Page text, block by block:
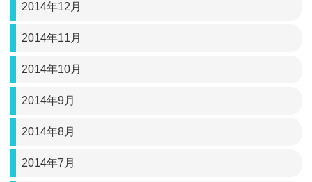
2014年12月
2014年11月
2014年10月
2014年9月
2014年8月
2014年7月